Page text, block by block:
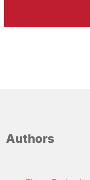
Authors